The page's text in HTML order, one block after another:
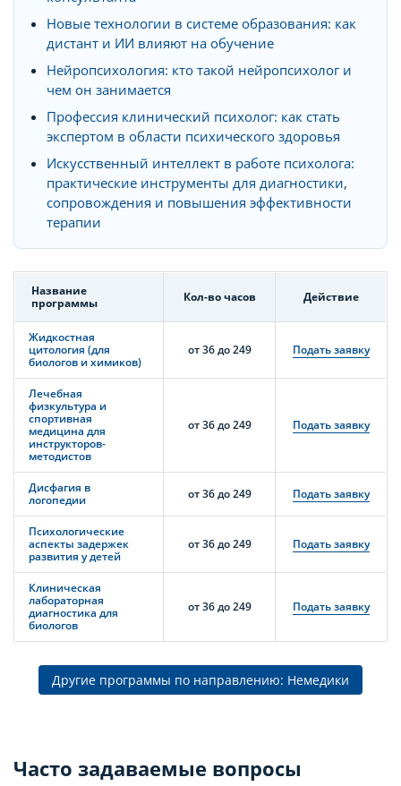
Новые технологии в системе образования: как
дистант и ИИ влияют на обучение
Нейропсихология: кто такой нейропсихолог и
чем он занимается
Профессия клинический психолог: как стать
экспертом в области психического здоровья
Искусственный интеллект в работе психолога:
практические инструменты для диагностики,
сопровождения и повышения эффективности
терапии
Название
программы
Кол-во часов Действие
Жидкостная
цитология (для
биологов и химиков)
от 36 до 249 Подать заявку
Лечебная
физкультура и
спортивная
медицина для
инструкторов-
методистов
от 36 до 249 Подать заявку
Дисфагия в
логопедии
от 36 до 249 Подать заявку
Психологические
аспекты задержек
развития у детей
от 36 до 249 Подать заявку
Клиническая
лабораторная
диагностика для
биологов
от 36 до 249 Подать заявку
Другие программы по направлению: Немедики
Часто задаваемые вопросы